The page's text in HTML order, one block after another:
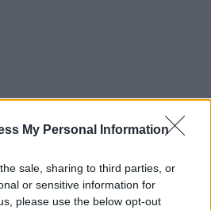
My Personal Information
sale, sharing to third parties, or
or sensitive information for
please use the below opt-out
da HXL il 16 aprile 2026